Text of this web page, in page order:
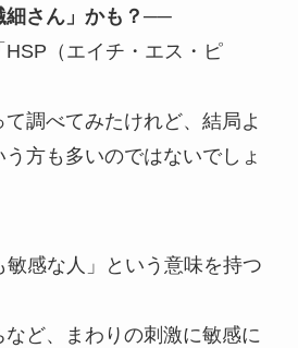
細さん」かも？──
（エイチ・エス・ピ
調べてみたけれど、結局よ
方も多いのではないでしょ
敏感な人」という意味を持つ
ど、まわりの刺激に敏感に